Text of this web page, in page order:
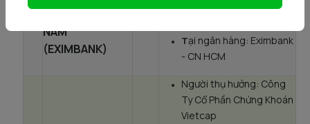
NAM
(EXIMBANK)
Số
Tại ngân hàng: Eximbank
- CN HCM
Người thụ hưởng: Công
Ty Cổ Phần Chứng Khoán
Vietcap